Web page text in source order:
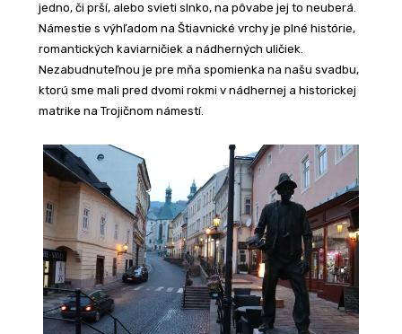
jedno, či prší, alebo svieti slnko, na pôvabe jej to neuberá.
Námestie s výhľadom na Štiavnické vrchy je plné histórie,
romantických kaviarničiek a nádherných uličiek.
Nezabudnuteľnou je pre mňa spomienka na našu svadbu,
ktorú sme mali pred dvomi rokmi v nádhernej a historickej
matrike na Trojičnom námestí.